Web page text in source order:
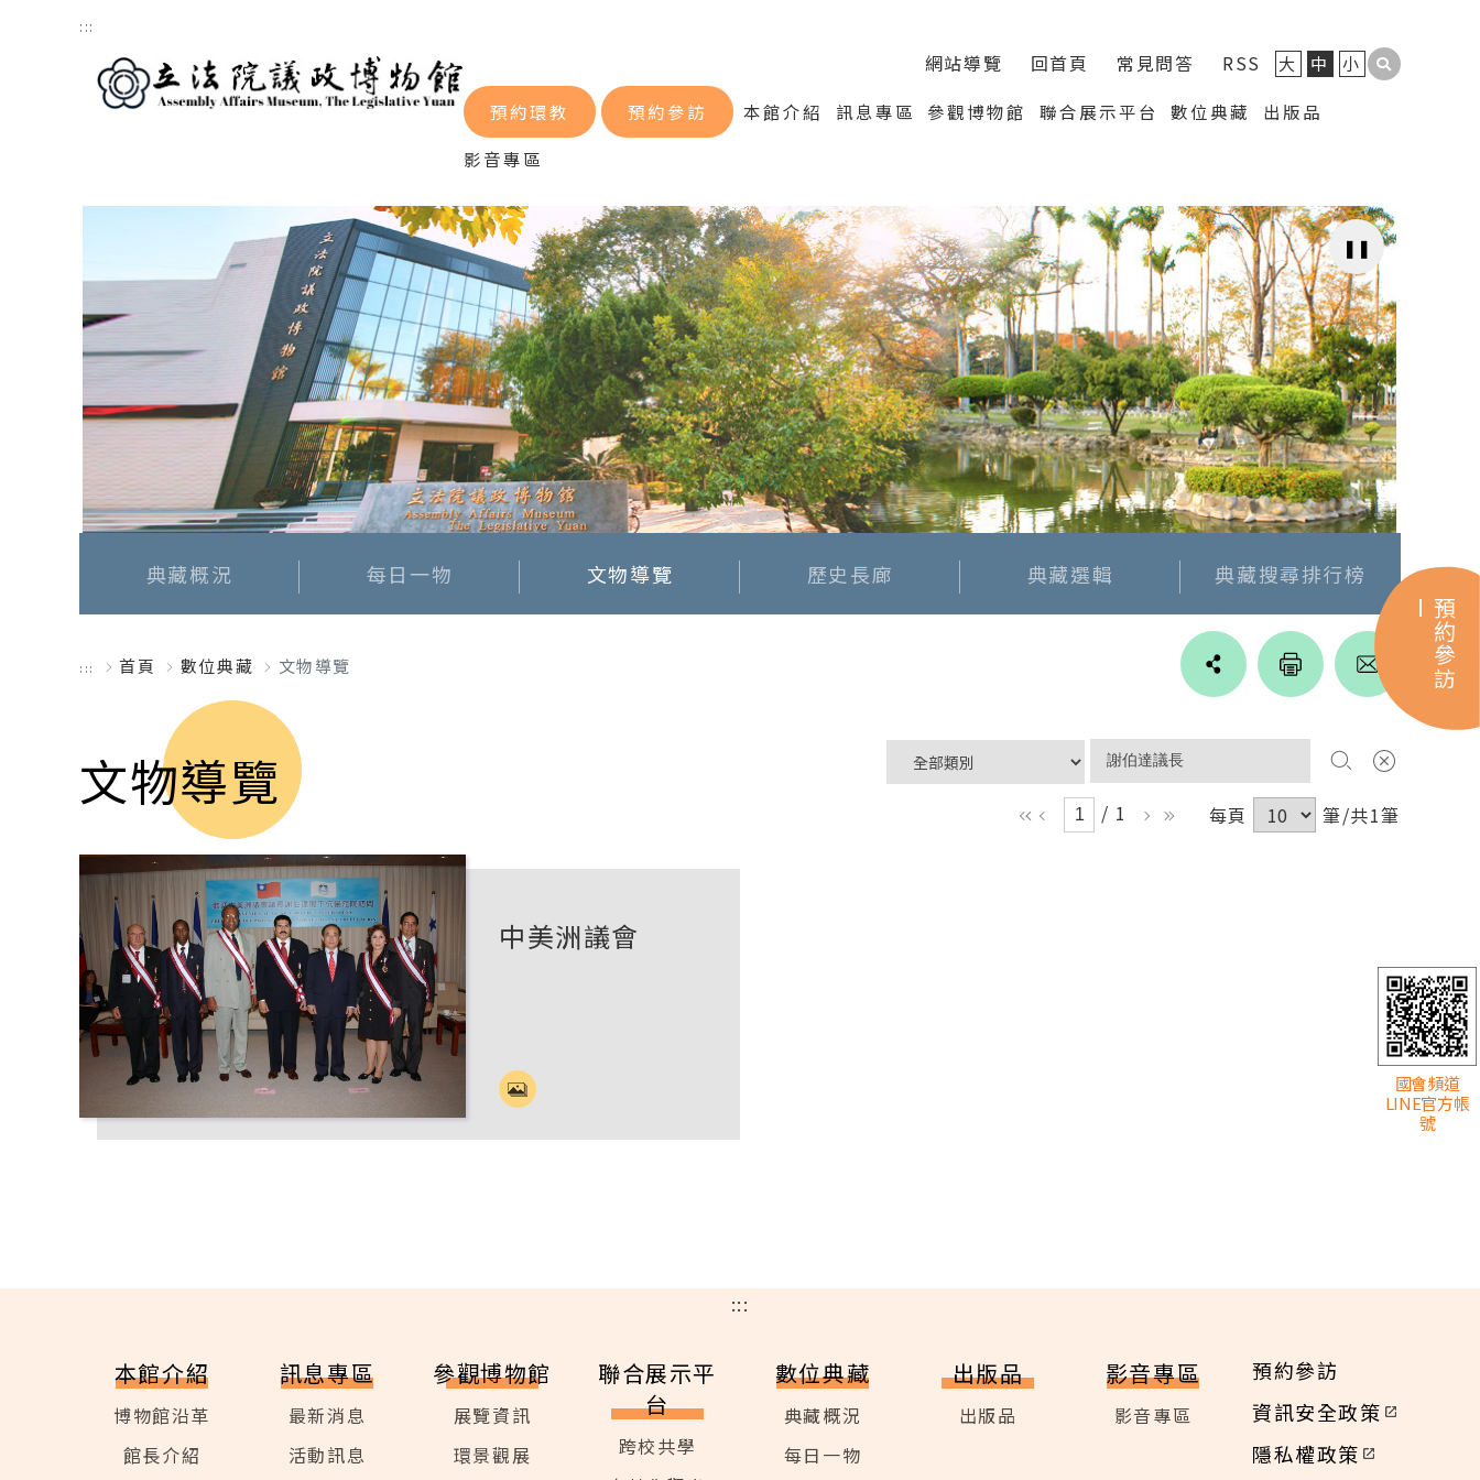
跳到主要內容區塊
:::
網站導覽 回首頁 常見問答 RSS 大 中 小
預約環教 預約參訪 本館介紹 訊息專區 參觀博物館 聯合展示平台 數位典藏
出版品
影音專區
典藏概況 每日一物 文物導覽 歷史長廊 典藏選輯 典藏搜尋排行榜
::: 首頁 數位典藏 文物導覽 Line
blogger
文物導覽 / 1 每頁 筆/共1筆
中美洲議會
:::
本館介紹
博物館沿革
館長介紹
訊息專區
最新消息
活動訊息
參觀博物館
展覽資訊
環景觀展
聯合展示平
台
跨校共學
數位典藏
典藏概況
每日一物
出版品
出版品
影音專區
影音專區
預約參訪
資訊安全政策
隱私權政策
預約參訪
國會頻道
LINE官方帳
號